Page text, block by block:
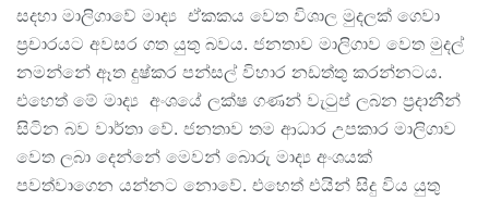
සදහා මාලිගාවේ මාද්‍ය ඒකකය වෙත විශාල මුදලක් ගෙවා
ප්‍රචාරයට අවසර ගත යුතු බවය. ජනතාව මාලිගාව වෙත මුදල්
නමන්නේ ඈත දුෂ්කර පන්සල් විහාර නඩත්තු කරන්නටය.
එහෙත් මේ මාද්‍ය අංශයේ ලක්ෂ ගණන් වැටුප් ලබන ප්‍රදානීන්
සිටින බව වාර්තා වේ. ජනතාව තම ආධාර උපකාර මාලිගාව
වෙත ලබා දෙන්නේ මෙවන් බොරු මාද්‍ය අංශයක්
පවත්වාගෙන යන්නට නොවේ. එහෙත් එයින් සිදු විය යුතු